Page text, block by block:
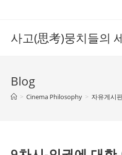
사고(思考)뭉치들의
Blog
> Cinema Philosophy > 자유게시